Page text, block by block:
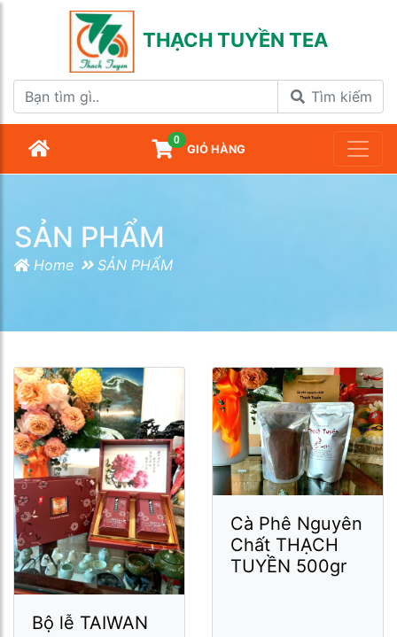
THẠCH TUYỀN TEA
Tìm kiếm
0
GIỎ HÀNG
SẢN PHẨM
Home SẢN PHẨM
Bộ lễ TAIWAN
Cà Phê Nguyên
Chất THẠCH
TUYỀN 500gr